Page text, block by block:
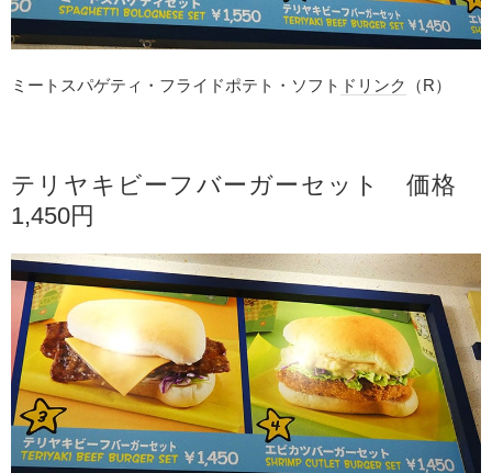
ミートスパゲティ・フライドポテト・ソフト ドリンク （R）
テリヤキビーフバーガーセット 価格
1,450円